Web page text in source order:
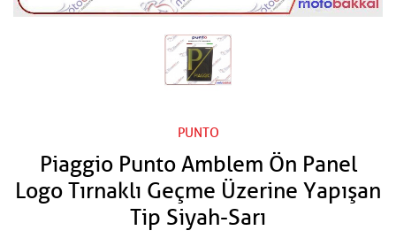
PUNTO
Piaggio Punto Amblem Ön Panel
Logo Tırnaklı Geçme Üzerine Yapışan
Tip Siyah-Sarı